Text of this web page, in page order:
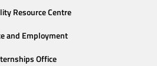
Resource Centre
and Employment
Office